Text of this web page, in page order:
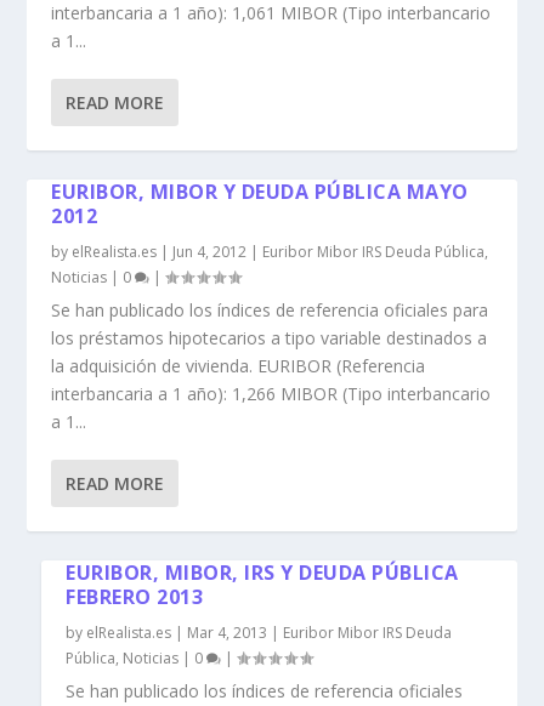
interbancaria a 1 año): 1,061 MIBOR (Tipo interbancario
a 1...
READ MORE
EURIBOR, MIBOR Y DEUDA PÚBLICA MAYO
2012
by elRealista.es | Jun 4, 2012 | Euribor Mibor IRS Deuda Pública,
Noticias | 0 |
Se han publicado los índices de referencia oficiales para
los préstamos hipotecarios a tipo variable destinados a
la adquisición de vivienda. EURIBOR (Referencia
interbancaria a 1 año): 1,266 MIBOR (Tipo interbancario
a 1...
READ MORE
EURIBOR, MIBOR, IRS Y DEUDA PÚBLICA
FEBRERO 2013
by elRealista.es | Mar 4, 2013 | Euribor Mibor IRS Deuda
Pública, Noticias | 0 |
Se han publicado los índices de referencia oficiales